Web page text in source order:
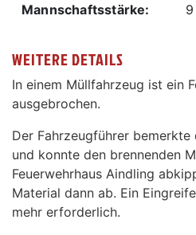
Mannschaftsstärke: 9
WEITERE DETAILS
In einem Müllfahrzeug ist ein
ausgebrochen.
Der Fahrzeugführer
und konnte den brennenden
Feuerwehrhaus Aindling
Material dann ab. Ein
mehr erforderlich.